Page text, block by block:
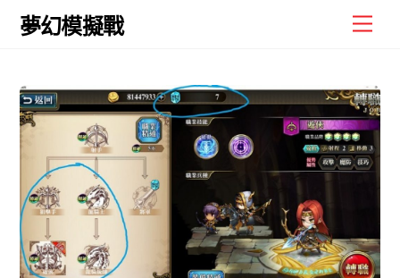
Skip
夢幻模擬戰